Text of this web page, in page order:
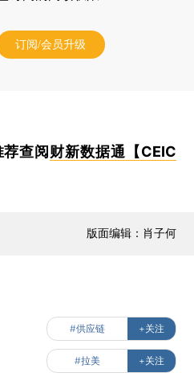
订阅/会员升级
查阅 财新数据通【CEIC
版面编辑：肖子何
#供应链 +关注
#拉美 +关注